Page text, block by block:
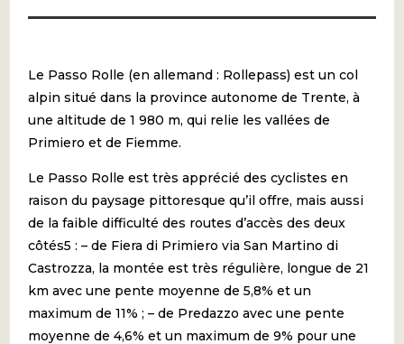
Le Passo Rolle (en allemand : Rollepass) est un col
alpin situé dans la province autonome de Trente, à
une altitude de 1 980 m, qui relie les vallées de
Primiero et de Fiemme.
Le Passo Rolle est très apprécié des cyclistes en
raison du paysage pittoresque qu’il offre, mais aussi
de la faible difficulté des routes d’accès des deux
côtés5 : – de Fiera di Primiero via San Martino di
Castrozza, la montée est très régulière, longue de 21
km avec une pente moyenne de 5,8% et un
maximum de 11% ; – de Predazzo avec une pente
moyenne de 4,6% et un maximum de 9% pour une